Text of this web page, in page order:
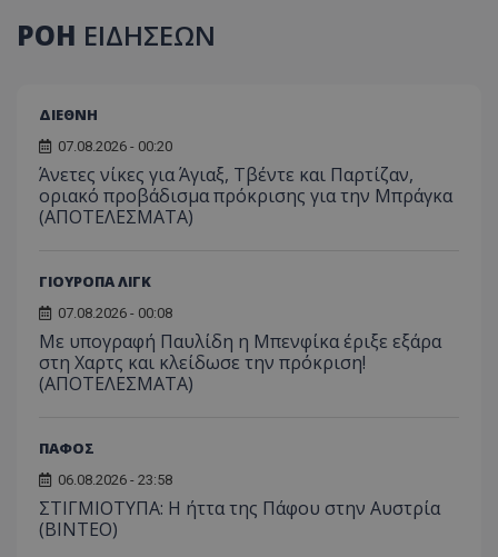
ΡΟΗ ΕΙΔΗΣΕΩΝ
ΔΙΕΘΝΗ
07.08.2026 - 00:20
Άνετες νίκες για Άγιαξ, Τβέντε και Παρτίζαν,
οριακό προβάδισμα πρόκρισης για την Μπράγκα
(ΑΠΟΤΕΛΕΣΜΑΤΑ)
ΓΙΟΥΡΟΠΑ ΛΙΓΚ
07.08.2026 - 00:08
Με υπογραφή Παυλίδη η Μπενφίκα έριξε εξάρα
στη Χαρτς και κλείδωσε την πρόκριση!
(ΑΠΟΤΕΛΕΣΜΑΤΑ)
ΠΑΦΟΣ
06.08.2026 - 23:58
ΣΤΙΓΜΙΟΤΥΠΑ: Η ήττα της Πάφου στην Αυστρία
(ΒΙΝΤΕΟ)